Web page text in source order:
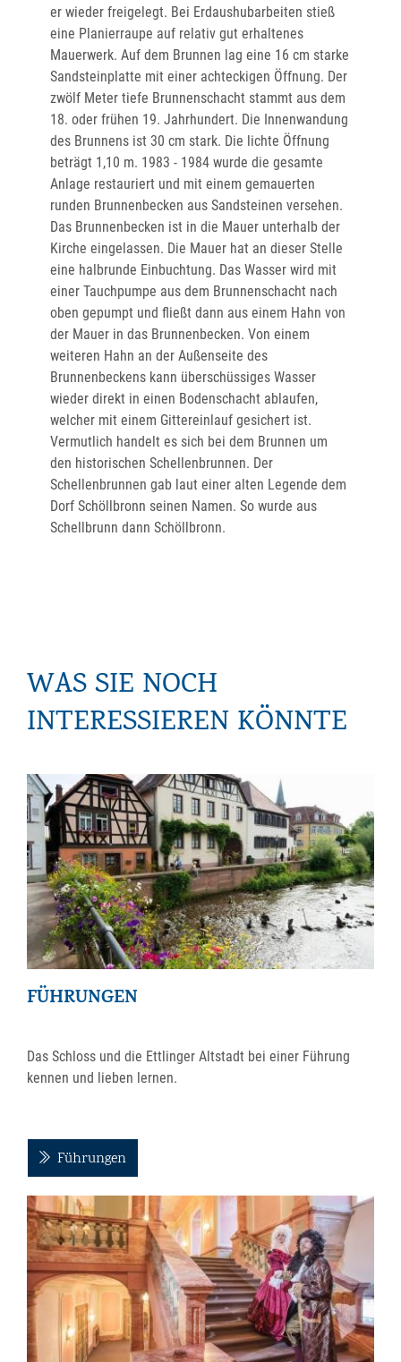
er wieder freigelegt. Bei Erdaushubarbeiten stieß
eine Planierraupe auf relativ gut erhaltenes
Mauerwerk. Auf dem Brunnen lag eine 16 cm starke
Sandsteinplatte mit einer achteckigen Öffnung. Der
zwölf Meter tiefe Brunnenschacht stammt aus dem
18. oder frühen 19. Jahrhundert. Die Innenwandung
des Brunnens ist 30 cm stark. Die lichte Öffnung
beträgt 1,10 m. 1983 - 1984 wurde die gesamte
Anlage restauriert und mit einem gemauerten
runden Brunnenbecken aus Sandsteinen versehen.
Das Brunnenbecken ist in die Mauer unterhalb der
Kirche eingelassen. Die Mauer hat an dieser Stelle
eine halbrunde Einbuchtung. Das Wasser wird mit
einer Tauchpumpe aus dem Brunnenschacht nach
oben gepumpt und fließt dann aus einem Hahn von
der Mauer in das Brunnenbecken. Von einem
weiteren Hahn an der Außenseite des
Brunnenbeckens kann überschüssiges Wasser
wieder direkt in einen Bodenschacht ablaufen,
welcher mit einem Gittereinlauf gesichert ist.
Vermutlich handelt es sich bei dem Brunnen um
den historischen Schellenbrunnen. Der
Schellenbrunnen gab laut einer alten Legende dem
Dorf Schöllbronn seinen Namen. So wurde aus
Schellbrunn dann Schöllbronn.
WAS SIE NOCH
INTERESSIEREN KÖNNTE
FÜHRUNGEN
Das Schloss und die Ettlinger Altstadt bei einer Führung
kennen und lieben lernen.
Führungen